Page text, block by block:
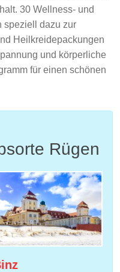
30 Wellness- und
speziell dazu zur
Heilkreidepackungen
und körperliche
für einen schönen
Rügen